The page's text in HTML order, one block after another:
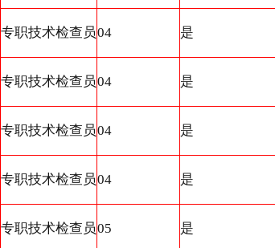
专职技术检查员04 是
专职技术检查员04 是
专职技术检查员04 是
专职技术检查员04 是
专职技术检查员05 是